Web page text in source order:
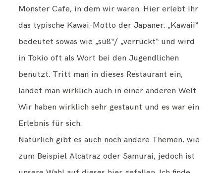
Monster Cafe, in dem wir waren. Hier erlebt ihr
das typische Kawai-Motto der Japaner. „Kawaii“
bedeutet sowas wie „süß“/ „verrückt“ und wird
in Tokio oft als Wort bei den Jugendlichen
benutzt. Tritt man in dieses Restaurant ein,
landet man wirklich auch in einer anderen Welt.
Wir haben wirklich sehr gestaunt und es war ein
Erlebnis für sich.
Natürlich gibt es auch noch andere Themen, wie
zum Beispiel Alcatraz oder Samurai, jedoch ist